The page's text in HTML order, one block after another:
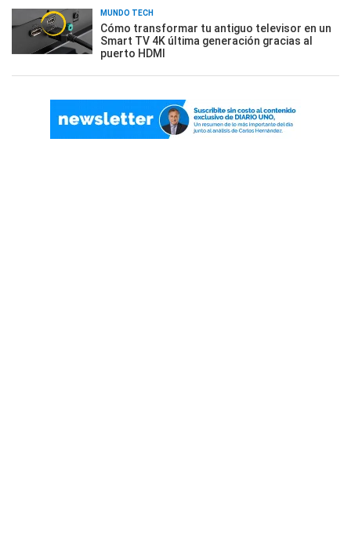
MUNDO TECH
Cómo transformar tu antiguo televisor en un
Smart TV 4K última generación gracias al
puerto HDMI